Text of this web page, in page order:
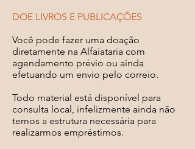
​DOE LIVROS E PUBLICAÇÕES
Você pode fazer uma doação
diretamente na Alfaiataria com
agendamento prévio ou ainda
efetuando um envio pelo correio.
Todo material está disponível para
consulta local, infelizmente ainda não
temos a estrutura necessária para
realizarmos empréstimos.​